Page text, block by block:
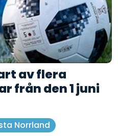
av flera
från den 1 juni
Norrland